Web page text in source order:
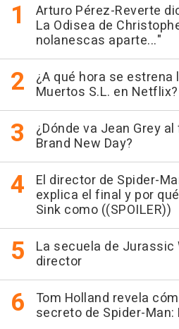
Arturo Pérez-Reverte
La Odisea de
nolanescas aparte..."
¿A qué hora se estrena
Muertos S.L. en Netflix?
¿Dónde va Jean Grey
Brand New Day?
El director de Spider-
explica el final y por
Sink como ((SPOILER))
La secuela de Jurassic
director
Tom Holland revela
secreto de Spider-Man: